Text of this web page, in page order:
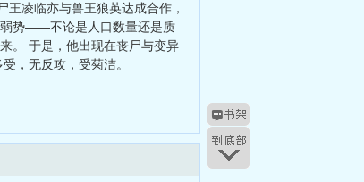
凌临亦与兽王狼英达成合作，
弱势——不论是人口数量还是质
。 于是，他出现在丧尸与变异
，无反攻，受菊洁。